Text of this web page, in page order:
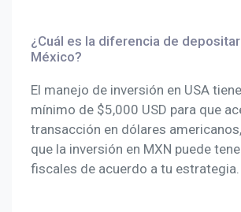
¿Cuál es la diferencia de depositar
México?
El manejo de inversión en USA
mínimo de $5,000 USD para que
transacción en dólares
que la inversión en MXN puede
fiscales de acuerdo a tu estrategia.